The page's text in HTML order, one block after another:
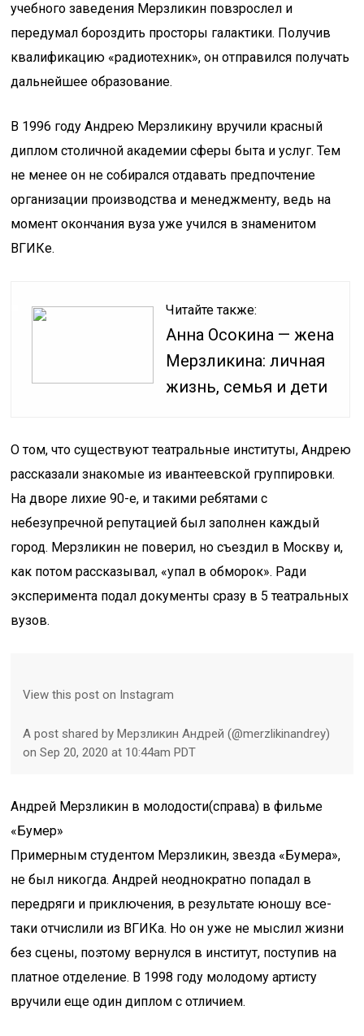
учебного заведения Мерзликин повзрослел и
передумал бороздить просторы галактики. Получив
квалификацию «радиотехник», он отправился получать
дальнейшее образование.
В 1996 году Андрею Мерзликину вручили красный
диплом столичной академии сферы быта и услуг. Тем
не менее он не собирался отдавать предпочтение
организации производства и менеджменту, ведь на
момент окончания вуза уже учился в знаменитом
ВГИКе.
Читайте также:
Анна Осокина — жена
Мерзликина: личная
жизнь, семья и дети
О том, что существуют театральные институты, Андрею
рассказали знакомые из ивантеевской группировки.
На дворе лихие 90-е, и такими ребятами с
небезупречной репутацией был заполнен каждый
город. Мерзликин не поверил, но съездил в Москву и,
как потом рассказывал, «упал в обморок». Ради
эксперимента подал документы сразу в 5 театральных
вузов.
View this post on Instagram
A post shared by Мерзликин Андрей (@merzlikinandrey)
on Sep 20, 2020 at 10:44am PDT
Андрей Мерзликин в молодости(справа) в фильме
«Бумер»
Примерным студентом Мерзликин, звезда «Бумера»,
не был никогда. Андрей неоднократно попадал в
передряги и приключения, в результате юношу все-
таки отчислили из ВГИКа. Но он уже не мыслил жизни
без сцены, поэтому вернулся в институт, поступив на
платное отделение. В 1998 году молодому артисту
вручили еще один диплом с отличием.